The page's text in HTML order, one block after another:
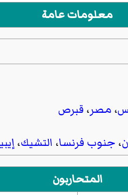
معلومات عامة
، مصر، قبرص
، جنوب فرنسا، التشيك،
المتحاربون